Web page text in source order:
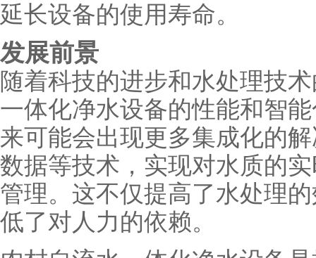
延长设备的使用寿命。
发展前景
随着科技的进步和水处理技
一体化净水设备的性能和智
来可能会出现更多集成化的
数据等技术，实现对水质的
管理。这不仅提高了水处理
低了对人力的依赖。